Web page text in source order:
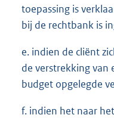
toepassing is
bij de rechtbank is
e. indien de cliënt
de verstrekking van
budget opgelegde
f. indien het naar